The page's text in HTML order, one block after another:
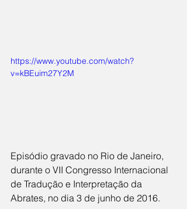
https://www.youtube.com/watch?
v=kBEuim27Y2M
​Episódio gravado no Rio de Janeiro,
durante o VII Congresso Internacional
de Tradução e Interpretação da
Abrates, no dia 3 de junho de 2016.